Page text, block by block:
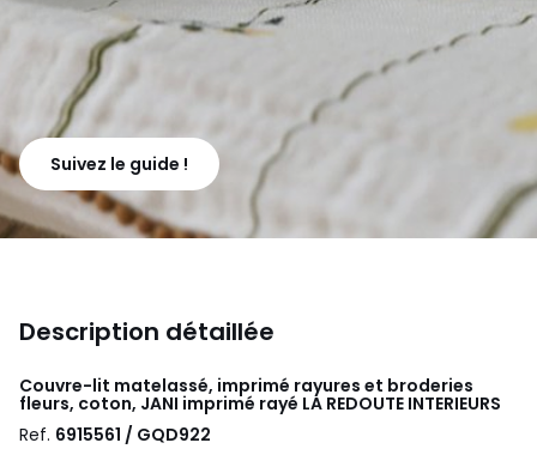
Suivez le guide !
Description détaillée
Couvre-lit matelassé, imprimé rayures et broderies
fleurs, coton, JANI imprimé rayé LA REDOUTE INTERIEURS
Ref. 6915561 / GQD922